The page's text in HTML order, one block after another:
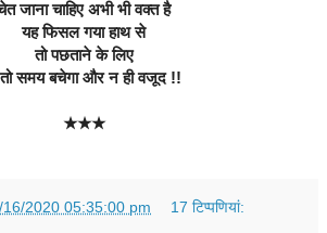
जाना चाहिए अभी भी वक्त है
यह फिसल गया हाथ से
तो पछताने के लिए
समय बचेगा और न ही वजूद !!
★★★
16/2020 05:35:00 pm 17 टिप्‍पणियां: